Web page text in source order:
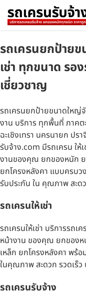
รถเครนยกป้าย
เช่า ทุกขนาด ร
เชี่ยวชาญ
รถเครนยกป้ายขนาดใหญ่
งาน บริการ ทุกพื้นที่ ภาคต
ฉะเชิงเทรา นครนายก ปร
รับจ้าง.com มีรถเครน ให้
งานของคุณ ยกของหนัก ย
ยกโครงหลังคา แบบครบว
รับประกัน ใน คุณภาพ สะด
รถเครนให้เช่า
รถเครนให้เช่า บริการรถเ
หน้างาน ของคุณ ยกของห
เหล็ก ยกโครงหลังคา พร้
ในคุณภาพ สะดวก รวดเร็ว
รถเครนรับจ้าง